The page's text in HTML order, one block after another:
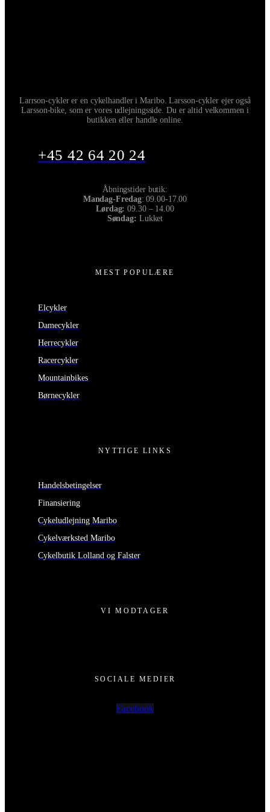
Larrson-cykler er en cykelhandler i Maribo. Larsson-cykler ejer også
Larsson-bike, som er vores udlejningsside. Du er altid velkommen i
butikken eller handle online.
+45 42 64 20 24
Åbningstider butik:
Mandag-Fredag: 09.00-17.00
Lørdag:09.30 – 14.00
Søndag: Lukket
MEST POPULÆRE
Elcykler
Damecykler
Herrecykler
Racercykler
Mountainbikes
Børnecykler
NYTTIGE LINKS
Handelsbetingelser
Finansiering
Cykeludlejning Maribo
Cykelværksted Maribo
Cykelbutik Lolland og Falster
VI MODTAGER
SOCIALE MEDIER
Facebook